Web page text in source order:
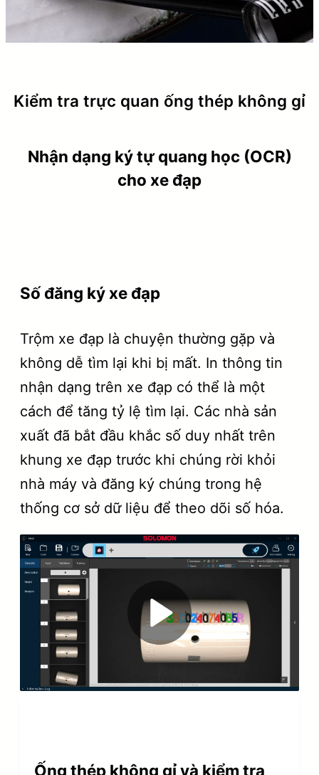
Kiểm tra trực quan ống thép không gỉ
Nhận dạng ký tự quang học (OCR)
cho xe đạp
Số đăng ký xe đạp
Trộm xe đạp là chuyện thường gặp và
không dễ tìm lại khi bị mất. In thông tin
nhận dạng trên xe đạp có thể là một
cách để tăng tỷ lệ tìm lại. Các nhà sản
xuất đã bắt đầu khắc số duy nhất trên
khung xe đạp trước khi chúng rời khỏi
nhà máy và đăng ký chúng trong hệ
thống cơ sở dữ liệu để theo dõi số hóa.
P
l
a
V
Ống thép không gỉ và kiểm tra